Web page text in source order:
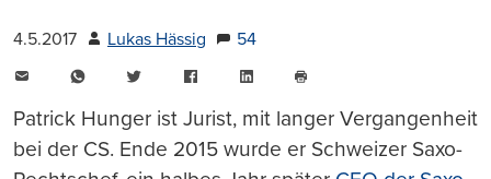
4.5.2017 Lukas Hässig
54
WhatsAppTwitter FacebookLinkedIn
drucken
Patrick Hunger ist Jurist, mit langer Vergangenheit
bei der CS. Ende 2015 wurde er Schweizer Saxo-